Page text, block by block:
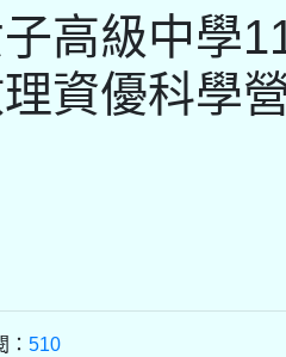
高級中學
資優科學
510